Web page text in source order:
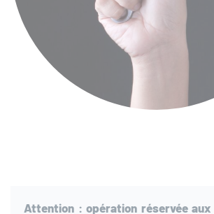
Attention : opération réservée aux